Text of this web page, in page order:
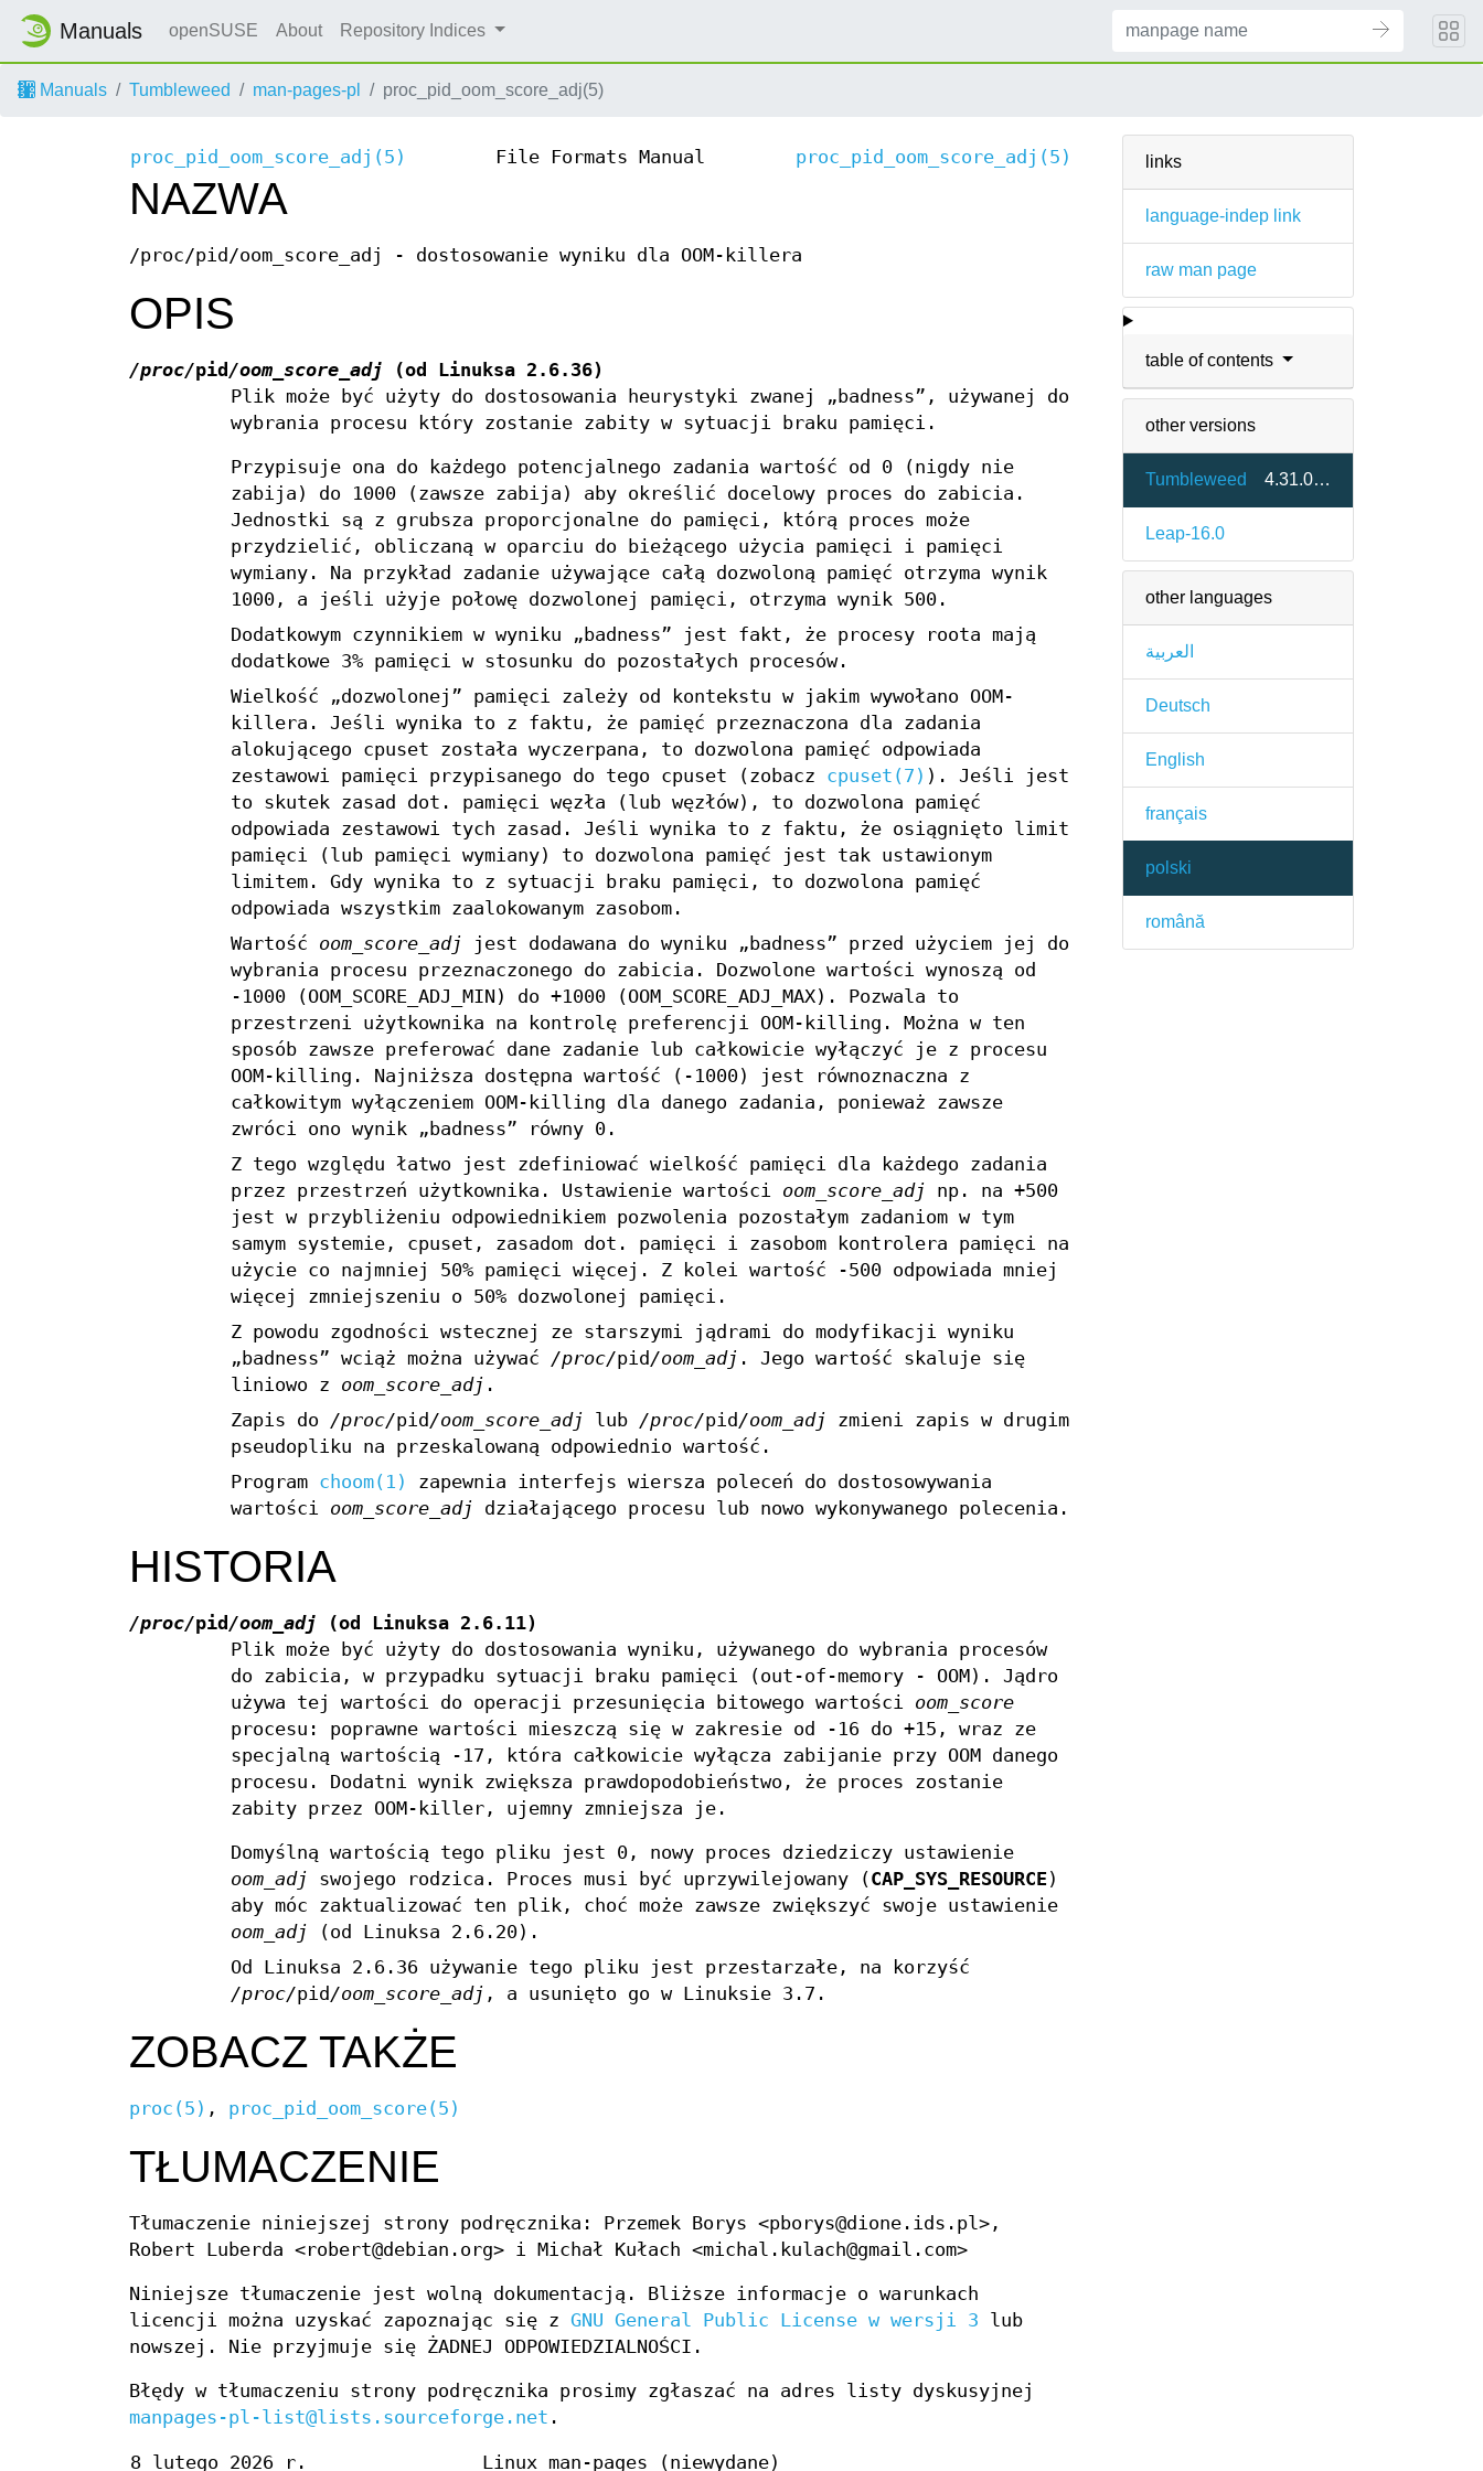
Manuals openSUSE About Repository Indices
Manuals Tumbleweed man-pages-pl proc_pid_oom_score_adj(5)
links
language-indep link
raw man page
table of contents
other versions
Tumbleweed 4.31.0-1.2
Leap-16.0
other languages
العربية
Deutsch
English
français
polski
română
proc_pid_oom_score_adj(5) File Formats Manual proc_pid_oom_score_adj(5)
NAZWA
/proc/pid/oom_score_adj - dostosowanie wyniku dla OOM-killera
OPIS
/proc/pid /oom_score_adj (od Linuksa 2.6.36)
Plik może być użyty do dostosowania heurystyki zwanej „badness”, używanej do
wybrania procesu który zostanie zabity w sytuacji braku pamięci.
Przypisuje ona do każdego potencjalnego zadania wartość od 0 (nigdy nie
zabija) do 1000 (zawsze zabija) aby określić docelowy proces do zabicia.
Jednostki są z grubsza proporcjonalne do pamięci, którą proces może
przydzielić, obliczaną w oparciu do bieżącego użycia pamięci i pamięci
wymiany. Na przykład zadanie używające całą dozwoloną pamięć otrzyma wynik
1000, a jeśli użyje połowę dozwolonej pamięci, otrzyma wynik 500.
Dodatkowym czynnikiem w wyniku „badness” jest fakt, że procesy roota mają
dodatkowe 3% pamięci w stosunku do pozostałych procesów.
Wielkość „dozwolonej” pamięci zależy od kontekstu w jakim wywołano OOM-
killera. Jeśli wynika to z faktu, że pamięć przeznaczona dla zadania
alokującego cpuset została wyczerpana, to dozwolona pamięć odpowiada
zestawowi pamięci przypisanego do tego cpuset (zobacz cpuset(7) ). Jeśli jest
to skutek zasad dot. pamięci węzła (lub węzłów), to dozwolona pamięć
odpowiada zestawowi tych zasad. Jeśli wynika to z faktu, że osiągnięto limit
pamięci (lub pamięci wymiany) to dozwolona pamięć jest tak ustawionym
limitem. Gdy wynika to z sytuacji braku pamięci, to dozwolona pamięć
odpowiada wszystkim zaalokowanym zasobom.
Wartość oom_score_adj jest dodawana do wyniku „badness” przed użyciem jej do
wybrania procesu przeznaczonego do zabicia. Dozwolone wartości wynoszą od
-1000 (OOM_SCORE_ADJ_MIN) do +1000 (OOM_SCORE_ADJ_MAX). Pozwala to
przestrzeni użytkownika na kontrolę preferencji OOM-killing. Można w ten
sposób zawsze preferować dane zadanie lub całkowicie wyłączyć je z procesu
OOM-killing. Najniższa dostępna wartość (-1000) jest równoznaczna z
całkowitym wyłączeniem OOM-killing dla danego zadania, ponieważ zawsze
zwróci ono wynik „badness” równy 0.
Z tego względu łatwo jest zdefiniować wielkość pamięci dla każdego zadania
przez przestrzeń użytkownika. Ustawienie wartości oom_score_adj np. na +500
jest w przybliżeniu odpowiednikiem pozwolenia pozostałym zadaniom w tym
samym systemie, cpuset, zasadom dot. pamięci i zasobom kontrolera pamięci na
użycie co najmniej 50% pamięci więcej. Z kolei wartość -500 odpowiada mniej
więcej zmniejszeniu o 50% dozwolonej pamięci.
Z powodu zgodności wstecznej ze starszymi jądrami do modyfikacji wyniku
„badness” wciąż można używać /proc/pid/oom_adj . Jego wartość skaluje się
liniowo z oom_score_adj .
Zapis do /proc/pid/oom_score_adj lub /proc/pid/oom_adj zmieni zapis w drugim
pseudopliku na przeskalowaną odpowiednio wartość.
Program choom(1)
zapewnia interfejs wiersza poleceń do dostosowywania
wartości oom_score_adj działającego procesu lub nowo wykonywanego polecenia.
HISTORIA
/proc/pid /oom_adj (od Linuksa 2.6.11)
Plik może być użyty do dostosowania wyniku, używanego do wybrania procesów
do zabicia, w przypadku sytuacji braku pamięci (out-of-memory - OOM). Jądro
używa tej wartości do operacji przesunięcia bitowego wartości oom_score
procesu: poprawne wartości mieszczą się w zakresie od -16 do +15, wraz ze
specjalną wartością -17, która całkowicie wyłącza zabijanie przy OOM danego
procesu. Dodatni wynik zwiększa prawdopodobieństwo, że proces zostanie
zabity przez OOM-killer, ujemny zmniejsza je.
Domyślną wartością tego pliku jest 0, nowy proces dziedziczy ustawienie
oom_adj swojego rodzica. Proces musi być uprzywilejowany ( CAP_SYS_RESOURCE)
aby móc zaktualizować ten plik, choć może zawsze zwiększyć swoje ustawienie
oom_adj (od Linuksa 2.6.20).
Od Linuksa 2.6.36 używanie tego pliku jest przestarzałe, na korzyść
/proc/pid/oom_score_adj , a usunięto go w Linuksie 3.7.
ZOBACZ TAKŻE
proc(5) , proc_pid_oom_score(5)
TŁUMACZENIE
Tłumaczenie niniejszej strony podręcznika: Przemek Borys <pborys@dione.ids.pl>,
Robert Luberda <robert@debian.org> i Michał Kułach <michal.kulach@gmail.com>
Niniejsze tłumaczenie jest wolną dokumentacją. Bliższe informacje o warunkach
licencji można uzyskać zapoznając się z GNU General Public License w wersji 3 lub
nowszej. Nie przyjmuje się ŻADNEJ ODPOWIEDZIALNOŚCI.
Błędy w tłumaczeniu strony podręcznika prosimy zgłaszać na adres listy dyskusyjnej
manpages-pl-list@lists.sourceforge.net .
8 lutego 2026 r. Linux man-pages (niewydane)